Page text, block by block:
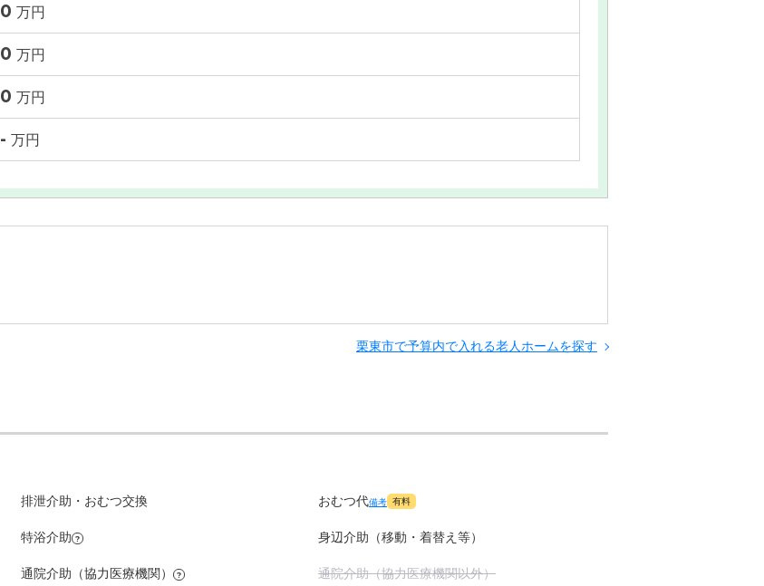
0 万円
0 万円
0 万円
- 万円
栗東市で予算内で入れる老人ホームを探す
排泄介助・おむつ交換 おむつ代備考 有料
特浴介助 ? 身辺介助（移動・着替え等）
通院介助（協力医療機関） ? 通院介助（協力医療機関以外）